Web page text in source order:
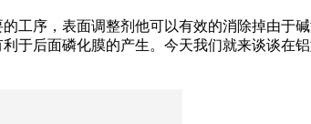
工序，表面调整剂他可以有效的消除掉由于
于后面磷化膜的产生。今天我们就来谈谈在